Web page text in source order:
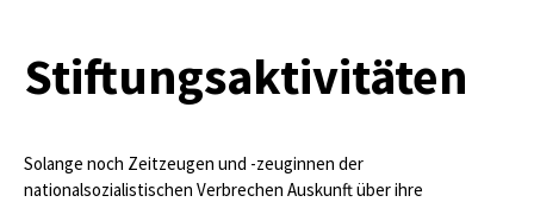
Stiftungsaktivitäten
Solange noch Zeitzeugen und -zeuginnen der
nationalsozialistischen Verbrechen Auskunft über ihre